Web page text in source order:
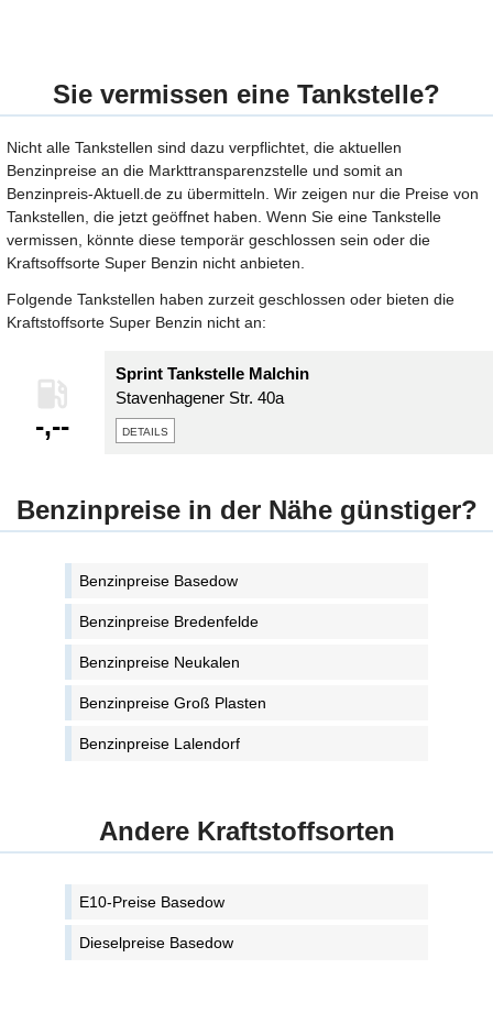
Sie vermissen eine Tankstelle?
Nicht alle Tankstellen sind dazu verpflichtet, die aktuellen
Benzinpreise an die Markttransparenzstelle und somit an
Benzinpreis-Aktuell.de zu übermitteln. Wir zeigen nur die Preise von
Tankstellen, die jetzt geöffnet haben. Wenn Sie eine Tankstelle
vermissen, könnte diese temporär geschlossen sein oder die
Kraftsoffsorte Super Benzin nicht anbieten.
Folgende Tankstellen haben zurzeit geschlossen oder bieten die
Kraftstoffsorte Super Benzin nicht an:
-,--
Sprint Tankstelle Malchin
Stavenhagener Str. 40a
details
Benzinpreise in der Nähe günstiger?
Benzinpreise Basedow
Benzinpreise Bredenfelde
Benzinpreise Neukalen
Benzinpreise Groß Plasten
Benzinpreise Lalendorf
Andere Kraftstoffsorten
E10-Preise Basedow
Dieselpreise Basedow